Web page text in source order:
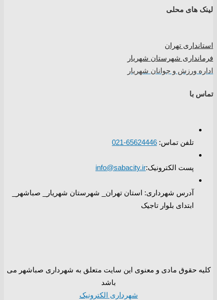
لینک های محلی
استانداری تهران
فرمانداری شهرستان شهریار
اداره ورزش و جوانان شهریار
تماس با
تلفن تماس: 65624446-021
پست الکترونیک:info@sabacity.ir
آدرس شهرداری: استان تهران_ شهرستان شهریار_ صباشهر_
ابتدای بلوار تاجیک
کلیه حقوق مادی و معنوی این سایت متعلق به شهرداری صباشهر می
باشد
شهرداری الکترونیک